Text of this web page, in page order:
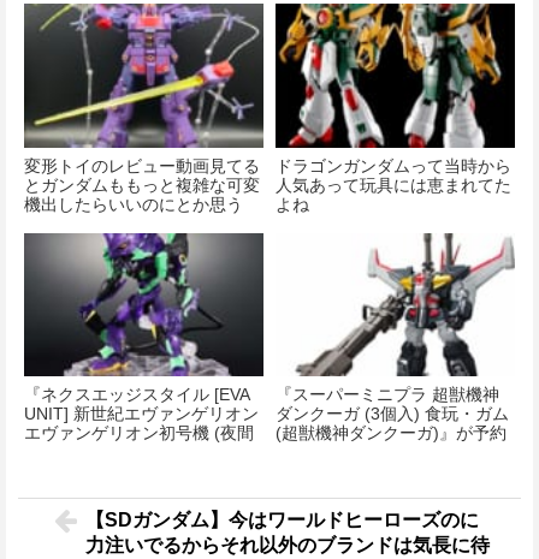
チ』『SG-45 クロスヘアー
ズ』『SG-46 エイプフェイ
ス』が予約開始！
変形トイのレビュー動画見てる
とガンダムももっと複雑な可変
機出したらいいのにとか思う
ドラゴンガンダムって当時から
人気あって玩具には恵まれてた
よね
『ネクスエッジスタイル [EVA
UNIT] 新世紀エヴァンゲリオン
エヴァンゲリオン初号機 (夜間
『スーパーミニプラ 超獣機神
ダンクーガ (3個入) 食玩・ガム
(超獣機神ダンクーガ)』が予約
【SDガンダム】今はワールドヒーローズのに
力注いでるからそれ以外のブランドは気長に待